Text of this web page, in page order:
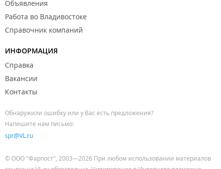
Объявления
Работа во Владивостоке
Справочник компаний
ИНФОРМАЦИЯ
Справка
Вакансии
Контакты
Обнаружили ошибку или у Вас есть предложения?
Напишите нам письмо:
spr@VL.ru
© ООО "Фарпост", 2003—2026 При любом использовании материалов